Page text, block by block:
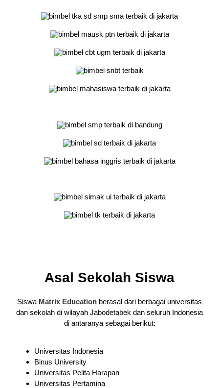
Asal Sekolah Siswa
Siswa Matrix Education berasal dari berbagai universitas
dan sekolah di wilayah Jabodetabek dan seluruh Indonesia
di antaranya sebagai berikut:
Universitas Indonesia
Binus University
Universitas Pelita Harapan
Universitas Pertamina